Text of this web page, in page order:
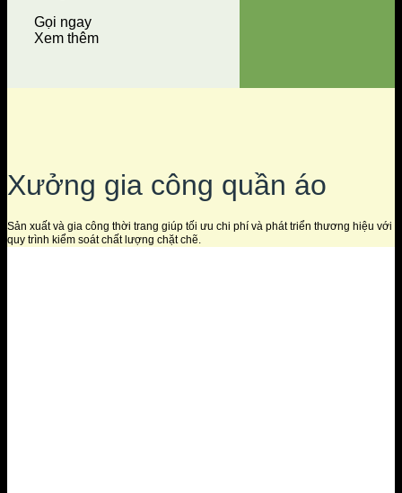
Gọi ngay
Xem thêm
Xưởng gia công quần áo
Sản xuất và gia công thời trang giúp tối ưu chi phí và phát triển thương hiệu với
quy trình kiểm soát chất lượng chặt chẽ.